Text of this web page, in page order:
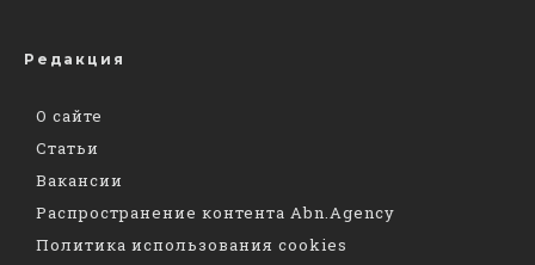
Редакция
О сайте
Статьи
Вакансии
Распространение контента Abn.Agency
Политика использования cookies